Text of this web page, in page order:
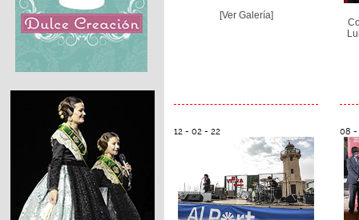
[Ver Galería]
12 - 02 - 22 08 -